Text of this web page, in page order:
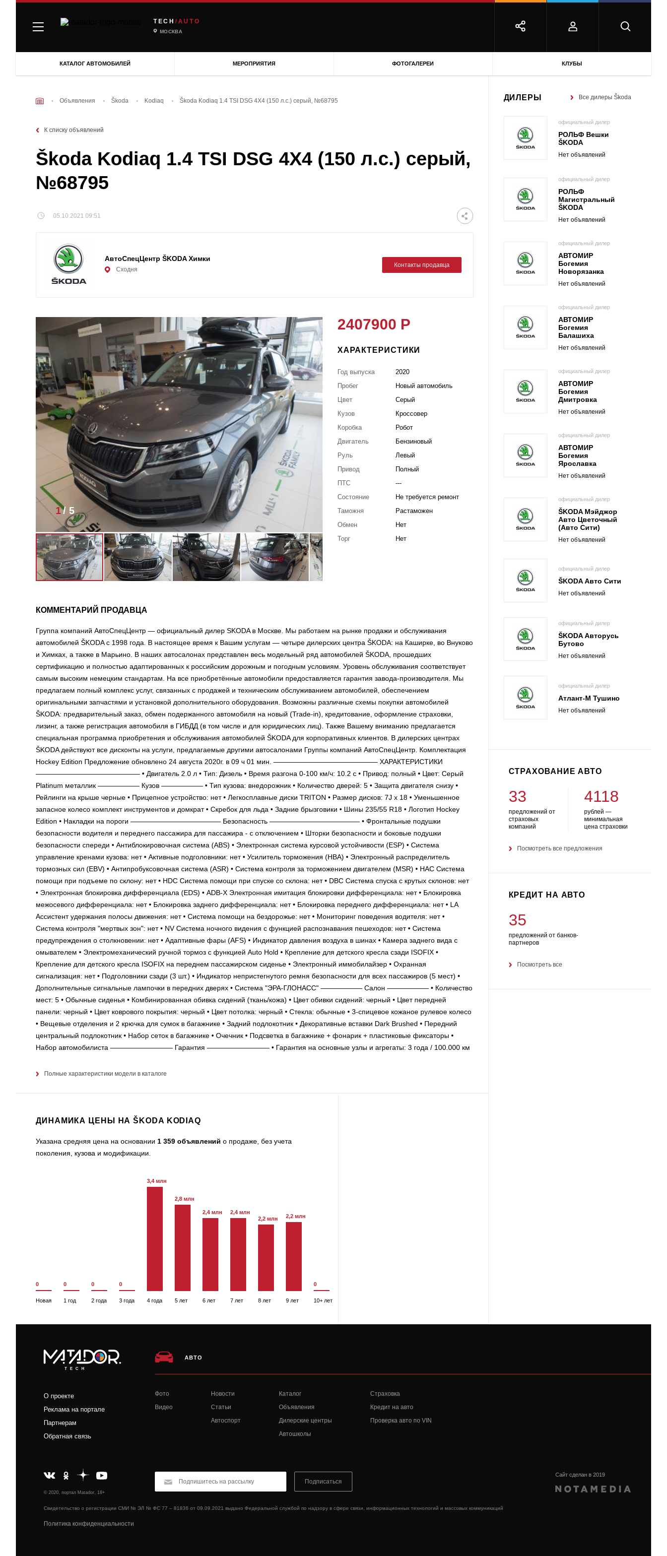
TECH /AUTO
МОСКВА
КАТАЛОГ АВТОМОБИЛЕЙ МЕРОПРИЯТИЯ ФОТОГАЛЕРЕИ КЛУБЫ
Объявления Škoda Kodiaq Škoda Kodiaq 1.4 TSI DSG 4X4 (150 л.с.) серый, №68795
К списку объявлений
Škoda Kodiaq 1.4 TSI DSG 4X4 (150 л.с.) серый,
№68795
05.10.2021 09:51
АвтоСпецЦентр ŠKODA Химки
Сходня
Контакты продавца
1/ 5
2407900 Р
ХАРАКТЕРИСТИКИ
Год выпуска
2020
Пробег
Новый автомобиль
Цвет
Серый
Кузов
Кроссовер
Коробка
Робот
Двигатель
Бензиновый
Руль
Левый
Привод
Полный
ПТС
---
Состояние
Не требуется ремонт
Таможня
Растаможен
Обмен
Нет
Торг
Нет
КОММЕНТАРИЙ ПРОДАВЦА
Группа компаний АвтоСпецЦентр — официальный дилер SKODA в Москве. Мы работаем на рынке продажи и обслуживания
автомобилей ŠKODA с 1998 года. В настоящее время к Вашим услугам — четыре дилерских центра ŠKODA: на Каширке, во Внуково
и Химках, а также в Марьино. В наших автосалонах представлен весь модельный ряд автомобилей ŠKODA, прошедших
сертификацию и полностью адаптированных к российским дорожным и погодным условиям. Уровень обслуживания соответствует
самым высоким немецким стандартам. На все приобретённые автомобили предоставляется гарантия завода-производителя. Мы
предлагаем полный комплекс услуг, связанных с продажей и техническим обслуживанием автомобилей, обеспечением
оригинальными запчастями и установкой дополнительного оборудования. Возможны различные схемы покупки автомобилей
ŠKODA: предварительный заказ, обмен подержанного автомобиля на новый (Trade-in), кредитование, оформление страховки,
лизинг, а также регистрация автомобиля в ГИБДД (в том числе и для юридических лиц). Также Вашему вниманию предлагается
специальная программа приобретения и обслуживания автомобилей ŠKODA для корпоративных клиентов. В дилерских центрах
ŠKODA действуют все дисконты на услуги, предлагаемые другими автосалонами Группы компаний АвтоСпецЦентр. Комплектация
Hockey Edition Предложение обновлено 24 августа 2020г. в 09 ч 01 мин. ——————————————— ХАРАКТЕРИСТИКИ
——————————————— • Двигатель 2.0 л • Тип: Дизель • Время разгона 0-100 км/ч: 10.2 c • Привод: полный • Цвет: Серый
Platinum металлик —————— Кузов —————— • Тип кузова: внедорожник • Количество дверей: 5 • Защита двигателя снизу •
Рейлинги на крыше черные • Прицепное устройство: нет • Легкосплавные диски TRITON • Размер дисков: 7J x 18 • Уменьшенное
запасное колесо комплект инструментов и домкрат • Скребок для льда • Задние брызговики • Шины 235/55 R18 • Логотип Hockey
Edition • Накладки на пороги ————————————— Безопасность ————————————— • Фронтальные подушки
безопасности водителя и переднего пассажира для пассажира - с отключением • Шторки безопасности и боковые подушки
безопасности спереди • Антиблокировочная система (ABS) • Электронная система курсовой устойчивости (ESP) • Система
управление кренами кузова: нет • Активные подголовники: нет • Усилитель торможения (HBA) • Электронный распределитель
тормозных сил (EBV) • Антипробуксовочная система (ASR) • Система контроля за торможением двигателем (MSR) • HAC Система
помощи при подъеме по склону: нет • HDC Система помощи при спуске со склона: нет • DBC Система спуска с крутых склонов: нет
• Электронная блокировка дифференциала (EDS) • ADB-X Электронная имитация блокировки дифференциала: нет • Блокировка
межосевого дифференциала: нет • Блокировка заднего дифференциала: нет • Блокировка переднего дифференциала: нет • LA
Ассистент удержания полосы движения: нет • Система помощи на бездорожье: нет • Мониторинг поведения водителя: нет •
Система контроля "мертвых зон": нет • NV Система ночного видения с функцией распознавания пешеходов: нет • Система
предупреждения о столкновении: нет • Адаптивные фары (AFS) • Индикатор давления воздуха в шинах • Камера заднего вида с
омывателем • Электромеханический ручной тормоз с функцией Auto Hold • Крепление для детского кресла сзади ISOFIX •
Крепление для детского кресла ISOFIX на переднем пассажирском сиденье • Электронный иммобилайзер • Охранная
сигнализация: нет • Подголовники сзади (3 шт.) • Индикатор непристегнутого ремня безопасности для всех пассажиров (5 мест) •
Дополнительные сигнальные лампочки в передних дверях • Система "ЭРА-ГЛОНАСС" —————— Салон —————— • Количество
мест: 5 • Обычные сиденья • Комбинированная обивка сидений (ткань/кожа) • Цвет обивки сидений: черный • Цвет передней
панели: черный • Цвет коврового покрытия: черный • Цвет потолка: черный • Стекла: обычные • 3-спицевое кожаное рулевое колесо
• Вещевые отделения и 2 крючка для сумок в багажнике • Задний подлокотник • Декоративные вставки Dark Brushed • Передний
центральный подлокотник • Набор сеток в багажнике • Очечник • Подсветка в багажнике + фонарик + пластиковые фиксаторы •
Набор автомобилиста ————————— Гарантия ————————— • Гарантия на основные узлы и агрегаты: 3 года / 100.000 км
Полные характеристики модели в каталоге
ДИНАМИКА ЦЕНЫ НА ŠKODA KODIAQ
Указана средняя цена на основании 1 359 объявлений о продаже, без учета
поколения, кузова и модификации.
0
Новая
0
1 год
0
2 года
0
3 года
3,4 млн
4 года
2,8 млн
5 лет
2,4 млн
6 лет
2,4 млн
7 лет
2,2 млн
8 лет
2,2 млн
9 лет
0
10+ лет
ДИЛЕРЫ Все дилеры Škoda
официальный дилер
РОЛЬФ Вешки
ŠKODA
Нет объявлений
официальный дилер
РОЛЬФ
Магистральный
ŠKODA
Нет объявлений
официальный дилер
АВТОМИР
Богемия
Новорязанка
Нет объявлений
официальный дилер
АВТОМИР
Богемия
Балашиха
Нет объявлений
официальный дилер
АВТОМИР
Богемия
Дмитровка
Нет объявлений
официальный дилер
АВТОМИР
Богемия
Ярославка
Нет объявлений
официальный дилер
ŠKODA Мэйджор
Авто Цветочный
(Авто Сити)
Нет объявлений
официальный дилер
ŠKODA Авто Сити
Нет объявлений
официальный дилер
ŠKODA Авторусь
Бутово
Нет объявлений
официальный дилер
Атлант-М Тушино
Нет объявлений
СТРАХОВАНИЕ АВТО
33
предложений от
страховых
компаний
4118
рублей —
минимальная
цена страховки
Посмотреть все предложения
КРЕДИТ НА АВТО
35
предложений от банков-
партнеров
Посмотреть все
TECH
О проекте
Реклама на портале
Партнерам
Обратная связь
АВТО
Фото
Видео
Новости
Статьи
Автоспорт
Каталог
Объявления
Дилерские центры
Автошколы
Страховка
Кредит на авто
Проверка авто по VIN
© 2020, портал Matador, 18+
Свидетельство о регистрации СМИ № ЭЛ № ФС 77 – 81836 от 09.09.2021 выдано Федеральной службой по надзору в сфере связи, информационных технологий и массовых коммуникаций
Политика конфиденциальности
Подписаться
Сайт сделан в 2019